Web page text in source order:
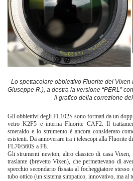
Lo spettacolare obbiettivo Fluorite del
Giuseppe R.), a destra la versione “PERL”
il grafico della correzione
Gli obbiettivi degli FL102S sono formati da un
vetro K2F5 e interna Fluorite CAF2. Il
smeraldo e lo strumento è ancora considerato
esistenti. Da annoverare tra i telescopi alla Fluorite
FL70/560S a F8.
Gli strumenti newton, altro classico di casa Vixen,
traslante (brevetto Vixen), che permettevano di
specchio secondario fissata al focheggiatore
tubo ottico (un sistema simpatico, innovativo, ma al